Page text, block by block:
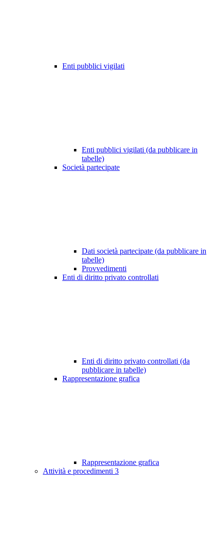
Enti pubblici vigilati
Enti pubblici vigilati (da pubblicare in
tabelle)
Società partecipate
Dati società partecipate (da pubblicare in
tabelle)
Provvedimenti
Enti di diritto privato controllati
Enti di diritto privato controllati (da
pubblicare in tabelle)
Rappresentazione grafica
Rappresentazione grafica
Attività e procedimenti 3